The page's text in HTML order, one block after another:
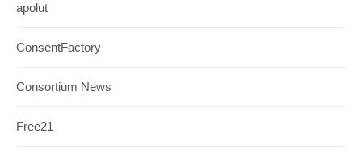
apolut
ConsentFactory
Consortium News
Free21